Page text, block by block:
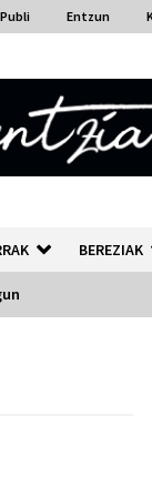
Publi Entzun
BEREZIAK